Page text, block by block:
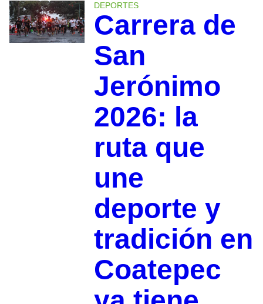
DEPORTES
Carrera de
San
Jerónimo
2026: la
ruta que
une
deporte y
tradición en
Coatepec